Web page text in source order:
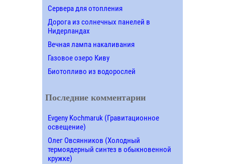
Сервера для отопления
Дорога из солнечных панелей в
Нидерландах
Вечная лампа накаливания
Газовое озеро Киву
Биотопливо из водорослей
Последние комментарии
Evgeny Kochmaruk (Гравитационное
освещение)
Олег Овсянников (Холодный
термоядерный синтез в обыкновенной
кружке)